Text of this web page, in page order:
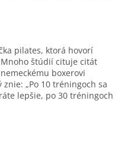
pilates, ktorá hovorí
štúdií cituje citát
boxerovi
„Po 10 tréningoch sa
lepšie, po 30 tréningoch